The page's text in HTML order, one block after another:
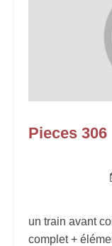
Pieces 306
un train avant
complet +